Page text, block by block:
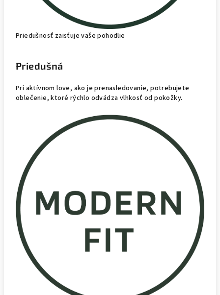
Priedušnosť zaisťuje vaše pohodlie
Priedušná
Pri aktívnom love, ako je prenasledovanie, potrebujete
oblečenie, ktoré rýchlo odvádza vlhkosť od pokožky.